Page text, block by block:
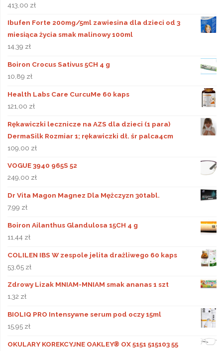
413,00 zł
Ibufen Forte 200mg/5ml zawiesina dla dzieci od 3
miesiąca życia smak malinowy 100ml
14,39 zł
Boiron Crocus Sativus 5CH 4 g
10,89 zł
Health Labs Care CurcuMe 60 kaps
121,00 zł
Rękawiczki lecznicze na AZS dla dzieci (1 para)
DermaSilk Rozmiar 1; rękawiczki dł. śr palca4cm
109,00 zł
VOGUE 3940 965S 52
249,00 zł
Dr Vita Magon Magnez Dla Mężczyzn 30tabl.
7,99 zł
Boiron Ailanthus Glandulosa 15CH 4 g
11,44 zł
COLILEN IBS W zespole jelita drażliwego 60 kaps
53,65 zł
Zdrowy Lizak MNIAM-MNIAM smak ananas 1 szt
1,32 zł
BIOLIQ PRO Intensywne serum pod oczy 15ml
15,95 zł
OKULARY KOREKCYJNE OAKLEY® OX 5151 515103 55